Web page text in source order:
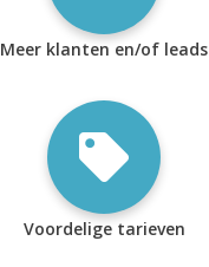
Meer klanten en/of leads
Voordelige tarieven